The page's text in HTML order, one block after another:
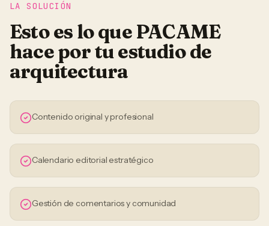
LA SOLUCIÓN
Esto es lo que PACAME
hace por tuestudio de
arquitectura
Contenido original y profesional
Calendario editorial estratégico
Gestión de comentarios y comunidad